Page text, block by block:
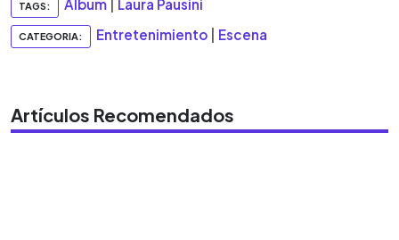
TAGS: Álbum Laura Pausini
CATEGORIA: Entretenimiento Escena
Artículos Recomendados